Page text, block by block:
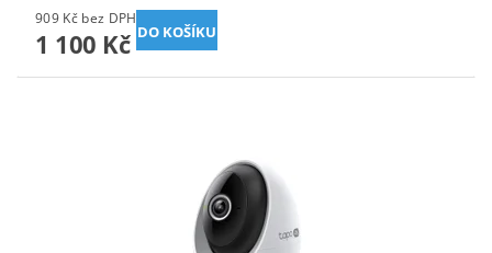
909 Kč bez DPH
1 100 Kč